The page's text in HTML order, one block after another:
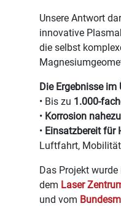
Unsere Antwort
innovative
die selbst
Die Ergebnisse im
• Bis zu 1.000-
• Korrosion
• Einsatzbereit für
Luftfahrt,
Das Projekt
dem Laser
und vom